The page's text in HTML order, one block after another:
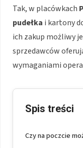
Tak, w placówkach
pudełka i kartony
ich zakup możliwy
sprzedawców
wymaganiami
Spis treści
Czy na poczcie